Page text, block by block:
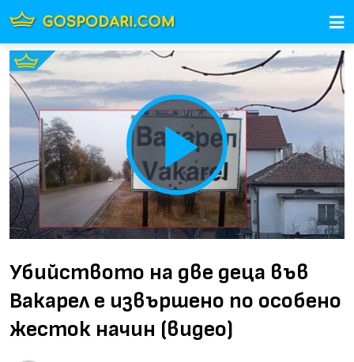
Play
Video
Убийството на две деца във
Вакарел е извършено по особено
жесток начин (видео)